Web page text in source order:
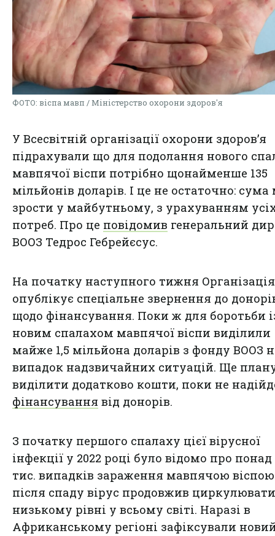
ФОТО: віспа мавп / Міністерство охорони здоров'я
У Всесвітній організації охорони здоров’я
підрахували що для подолання нового
мавпячої віспи потрібно щонайменше 135
мільйонів доларів. І це не остаточно:
зрости у майбутньому, з урахуванням
потреб. Про це повідомив генеральний
ВООЗ Тедрос Гебрейєсус.
На початку наступного тижня Організація
опублікує спеціальне звернення до
щодо фінансування. Поки ж для боротьби
новим спалахом мавпячої віспи виділили
майже 1,5 мільйона доларів з фонду ВООЗ
випадок надзвичайних ситуацій. Ще
виділити додатково кошти, поки не
фінансування від донорів.
З початку першого спалаху цієї вірусної
інфекції у 2022 році було відомо про понад
тис. випадків зараження мавпячою
після спаду вірус продовжив
низькому рівні у всьому світі. Наразі в
Африканському регіоні зафіксували